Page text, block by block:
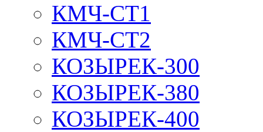
КМЧ-СТ1
КМЧ-СТ2
КОЗЫРЕК-300
КОЗЫРЕК-380
КОЗЫРЕК-400